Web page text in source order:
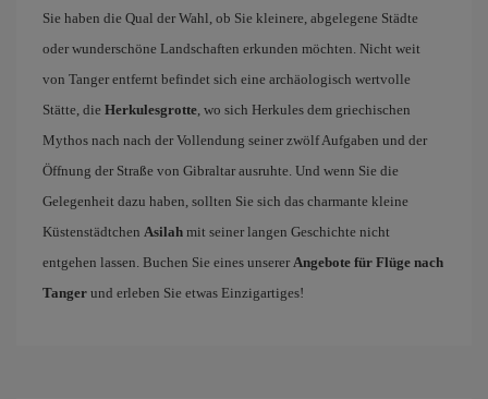
Sie haben die Qual der Wahl, ob Sie kleinere, abgelegene Städte
oder wunderschöne Landschaften erkunden möchten. Nicht weit
von Tanger entfernt befindet sich eine archäologisch wertvolle
Stätte, die Herkulesgrotte, wo sich Herkules dem griechischen
Mythos nach nach der Vollendung seiner zwölf Aufgaben und der
Öffnung der Straße von Gibraltar ausruhte. Und wenn Sie die
Gelegenheit dazu haben, sollten Sie sich das charmante kleine
Küstenstädtchen Asilah mit seiner langen Geschichte nicht
entgehen lassen. Buchen Sie eines unserer Angebote für Flüge nach
Tanger und erleben Sie etwas Einzigartiges!